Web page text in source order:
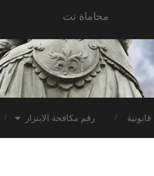
محاماة نت
رقم مكافحة الابتزاز